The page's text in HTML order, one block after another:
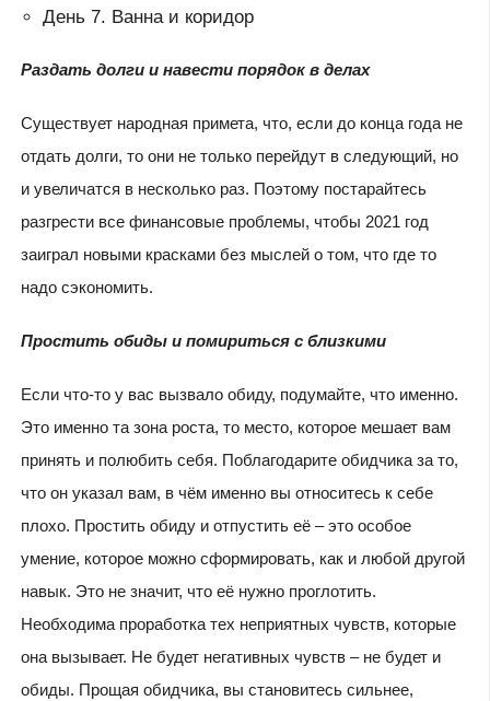
День 7. Ванна и коридор
Раздать долги и навести порядок в делах
Существует народная примета, что, если до конца года не
отдать долги, то они не только перейдут в следующий, но
и увеличатся в несколько раз. Поэтому постарайтесь
разгрести все финансовые проблемы, чтобы 2021 год
заиграл новыми красками без мыслей о том, что где то
надо сэкономить.
Простить обиды и помириться с близкими
Если что-то у вас вызвало обиду, подумайте, что именно.
Это именно та зона роста, то место, которое мешает вам
принять и полюбить себя. Поблагодарите обидчика за то,
что он указал вам, в чём именно вы относитесь к себе
плохо. Простить обиду и отпустить её – это особое
умение, которое можно сформировать, как и любой другой
навык. Это не значит, что её нужно проглотить.
Необходима проработка тех неприятных чувств, которые
она вызывает. Не будет негативных чувств – не будет и
обиды. Прощая обидчика, вы становитесь сильнее,